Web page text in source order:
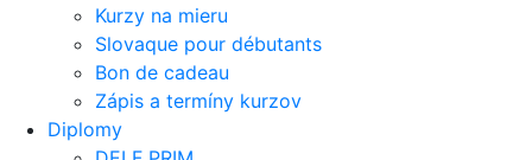
Kurzy na mieru
Slovaque pour débutants
Bon de cadeau
Zápis a termíny kurzov
Diplomy